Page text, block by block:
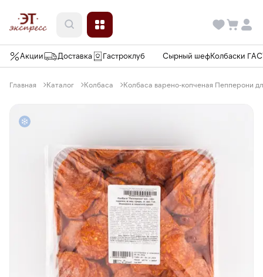
Акции Доставка Гастроклуб Сырный шефКолбаски
Главная Каталог Колбаса Колбаса варено-копченая Пепперони